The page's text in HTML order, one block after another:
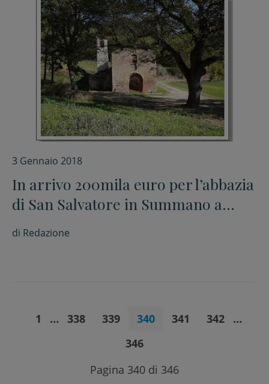
3 Gennaio 2018
In arrivo 200mila euro per l’abbazia
di San Salvatore in Summano a
Sarsina
di Redazione
1 … 338 339 340 341 342
…
346
Pagina 340 di 346